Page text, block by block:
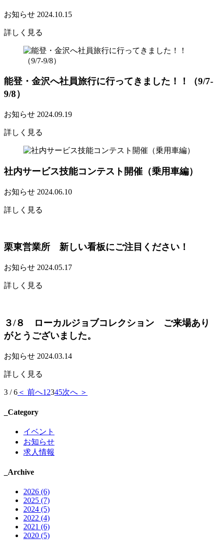
お知らせ 2024.10.15
詳しく見る
能登・金沢へ社員旅行に行ってきました！！（9/7-
9/8）
お知らせ 2024.09.19
詳しく見る
社内サービス技能コンテスト開催（乗用車編）
お知らせ 2024.06.10
詳しく見る
栗東営業所 新しい看板にご注目ください！
お知らせ 2024.05.17
詳しく見る
３/８ ローカルジョブコレクション ご来場あり
がとうございました。
お知らせ 2024.03.14
詳しく見る
3 / 6 ＜ 前へ1 2345次へ ＞
_Category
イベント
お知らせ
求人情報
_Archive
2026 (6)
2025 (7)
2024 (5)
2022 (4)
2021 (6)
2020 (5)